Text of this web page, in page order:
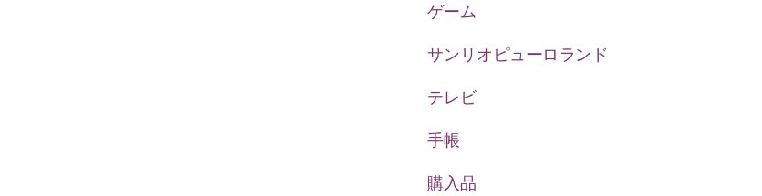
ゲーム
サンリオピューロランド
テレビ
手帳
購入品